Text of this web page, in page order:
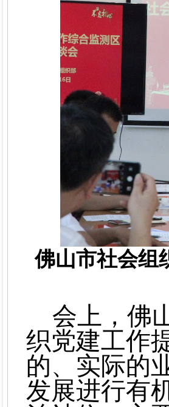
佛山市社会组
会上，佛
织党建工作
的、实际的
发展进行有